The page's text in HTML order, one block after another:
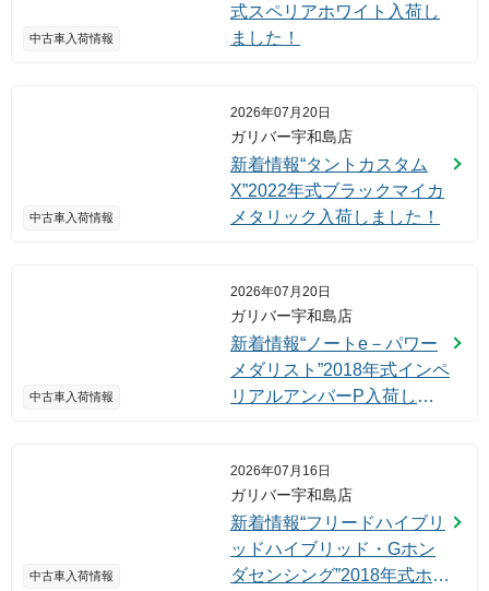
中古車入荷情報
式スペリアホワイト入荷し
ました！
中古車入荷情報
2026年07月20日
ガリバー宇和島店
新着情報“タントカスタム
X”2022年式ブラックマイカ
メタリック入荷しました！
中古車入荷情報
2026年07月20日
ガリバー宇和島店
新着情報“ノートe－パワー
メダリスト”2018年式インペ
リアルアンバーP入荷しま
中古車入荷情報
2026年07月16日
ガリバー宇和島店
新着情報“フリードハイブリ
ッドハイブリッド・Gホン
ダセンシング”2018年式ホワ